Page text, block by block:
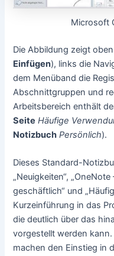
Microsoft
Die Abbildung zeigt
Einfügen), links die
dem Menüband die
Abschnittgruppen und
Arbeitsbereich enthält
Seite Häufige
Notizbuch Persönlich).
Dieses Standard-
„Neuigkeiten“,
geschäftlich“ und
Kurzeinführung in das
die deutlich über das
vorgestellt werden
machen den Einstieg in